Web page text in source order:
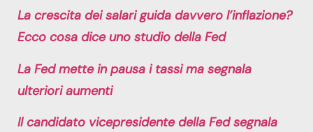
La crescita dei salari guida davvero l’inflazione?
Ecco cosa dice uno studio della Fed
La Fed mette in pausa i tassi ma segnala
ulteriori aumenti
Il candidato vicepresidente della Fed segnala